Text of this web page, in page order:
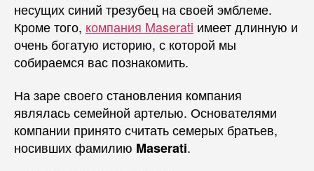
несущих синий трезубец на своей эмблеме.
Кроме того, компания Maserati имеет длинную и
очень богатую историю, с которой мы
собираемся вас познакомить.
На заре своего становления компания
являлась семейной артелью. Основателями
компании принято считать семерых братьев,
носивших фамилию Maserati.